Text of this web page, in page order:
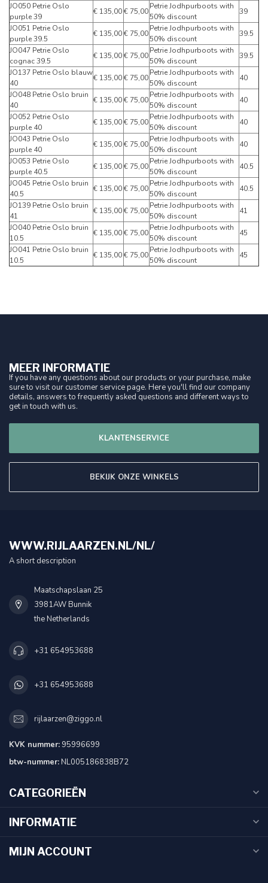
JO050 Petrie Oslo
purple 39
€ 135,00€ 75,00
Petrie Jodhpurboots with
50% discount
39
JO051 Petrie Oslo
purple 39.5
€ 135,00€ 75,00
Petrie Jodhpurboots with
50% discount
39.5
JO047 Petrie Oslo
cognac 39.5
€ 135,00€ 75,00
Petrie Jodhpurboots with
50% discount
39.5
JO137 Petrie Oslo blauw
40
€ 135,00€ 75,00
Petrie Jodhpurboots with
50% discount
40
JO048 Petrie Oslo bruin
40
€ 135,00€ 75,00
Petrie Jodhpurboots with
50% discount
40
JO052 Petrie Oslo
purple 40
€ 135,00€ 75,00
Petrie Jodhpurboots with
50% discount
40
JO043 Petrie Oslo
purple 40
€ 135,00€ 75,00
Petrie Jodhpurboots with
50% discount
40
JO053 Petrie Oslo
purple 40.5
€ 135,00€ 75,00
Petrie Jodhpurboots with
50% discount
40.5
JO045 Petrie Oslo bruin
40.5
€ 135,00€ 75,00
Petrie Jodhpurboots with
50% discount
40.5
JO139 Petrie Oslo bruin
41
€ 135,00€ 75,00
Petrie Jodhpurboots with
50% discount
41
JO040 Petrie Oslo bruin
10.5
€ 135,00€ 75,00
Petrie Jodhpurboots with
50% discount
45
JO041 Petrie Oslo bruin
10.5
€ 135,00€ 75,00
Petrie Jodhpurboots with
50% discount
45
MEER INFORMATIE
If you have any questions about our products or your purchase, make
sure to visit our customer service page. Here you'll find our company
details, answers to frequently asked questions and different ways to
get in touch with us.
KLANTENSERVICE
BEKIJK ONZE WINKELS
WWW.RIJLAARZEN.NL/NL/
A short description
Maatschapslaan 25
3981AW Bunnik
the Netherlands
+31 654953688
+31 654953688
rijlaarzen@ziggo.nl
KVK nummer:95996699
btw-nummer:NL005186838B72
CATEGORIEËN
INFORMATIE
MIJN ACCOUNT